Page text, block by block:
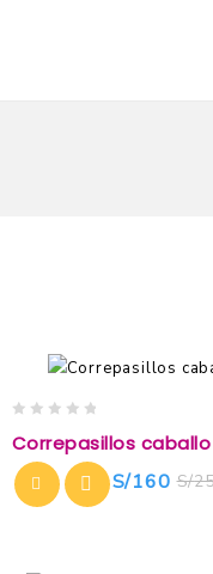
out
of
5
Correpasillos caballo
S/
S/160